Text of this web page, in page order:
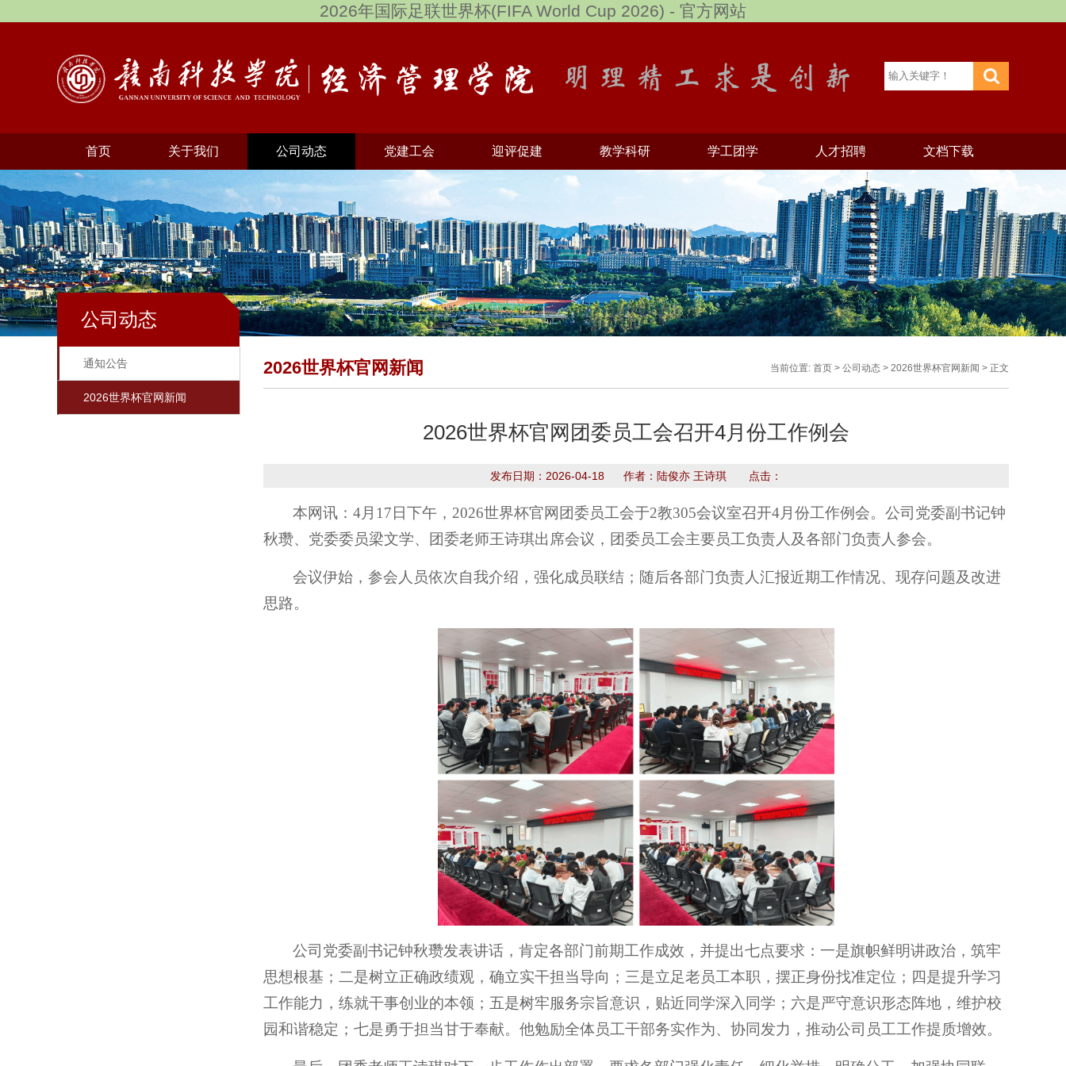
2026年国际足联世界杯(FIFA World Cup 2026) - 官方网站
首页 关于我们 公司动态 党建工会 迎评促建 教学科研 学工团学 人才招聘 文档下载
公司动态
通知公告
2026世界杯官网新闻
2026世界杯官网新闻 当前位置: 首页 > 公司动态 > 2026世界杯官网新闻 > 正文
2026世界杯官网团委员工会召开4月份工作例会
发布日期：2026-04-18 作者：陆俊亦 王诗琪 点击：
本网讯：4月17日下午，2026世界杯官网团委员工会于2教305会议室召开4月份工作例会。公司党委副书记钟
秋瓒、党委委员梁文学、团委老师王诗琪出席会议，团委员工会主要员工负责人及各部门负责人参会。
会议伊始，参会人员依次自我介绍，强化成员联结；随后各部门负责人汇报近期工作情况、现存问题及改进
思路。
公司党委副书记钟秋瓒发表讲话，肯定各部门前期工作成效，并提出七点要求：一是旗帜鲜明讲政治，筑牢
思想根基；二是树立正确政绩观，确立实干担当导向；三是立足老员工本职，摆正身份找准定位；四是提升学习
工作能力，练就干事创业的本领；五是树牢服务宗旨意识，贴近同学深入同学；六是严守意识形态阵地，维护校
园和谐稳定；七是勇于担当甘于奉献。他勉励全体员工干部务实作为、协同发力，推动公司员工工作提质增效。